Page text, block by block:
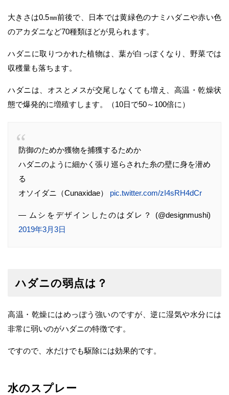
大きさは0.5㎜前後で、日本では黄緑色のナミハダニや赤い色
のアカダニなど70種類ほどが見られます。
ハダニに取りつかれた植物は、葉が白っぽくなり、野菜では
収穫量も落ちます。
ハダニは、オスとメスが交尾しなくても増え、高温・乾燥状
態で爆発的に増殖すします。（10日で50～100倍に）
防御のためか獲物を捕獲するためか
ハダニのように細かく張り巡らされた糸の壁に身を潜め
る
オソイダニ（Cunaxidae） pic.twitter.com/zI4sRH4dCr
— ムシをデザインしたのはダレ？ (@designmushi)
2019年3月3日
ハダニの弱点は？
高温・乾燥にはめっぽう強いのですが、逆に湿気や水分には
非常に弱いのがハダニの特徴です。
ですので、水だけでも駆除には効果的です。
水のスプレー